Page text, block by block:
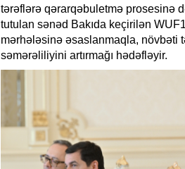
tərəflərə qərarqəbuletmə prosesinə
tutulan sənəd Bakıda keçirilən
mərhələsinə əsaslanmaqla, növbəti
səmərəliliyini artırmağı hədəfləyir.